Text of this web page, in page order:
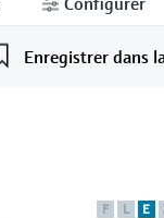
Enregistrer dans
F L E